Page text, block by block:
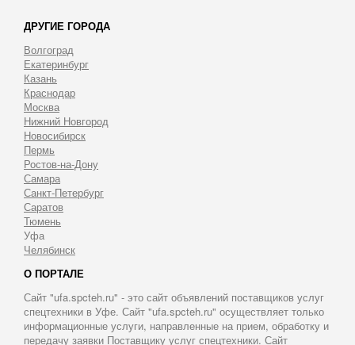
ДРУГИЕ ГОРОДА
Волгоград
Екатеринбург
Казань
Краснодар
Москва
Нижний Новгород
Новосибирск
Пермь
Ростов-на-Дону
Самара
Санкт-Петербург
Саратов
Тюмень
Уфа
Челябинск
О ПОРТАЛЕ
Сайт "ufa.spcteh.ru" - это сайт объявлений поставщиков услуг
спецтехники в Уфе. Сайт "ufa.spcteh.ru" осуществляет только
информационные услуги, направленные на прием, обработку и
передачу заявки Поставщику услуг спецтехники. Сайт